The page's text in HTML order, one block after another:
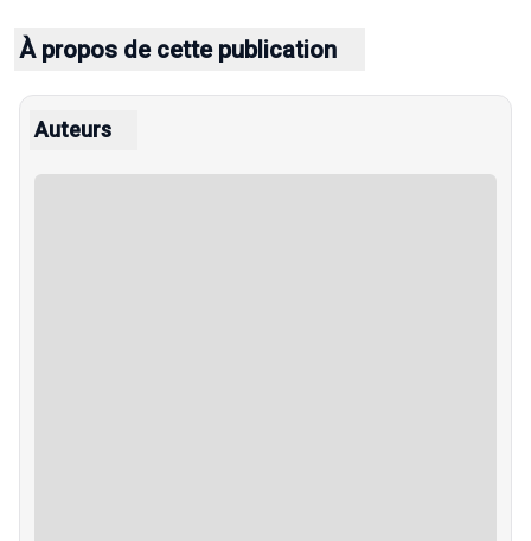
À propos de cette publication
Auteurs